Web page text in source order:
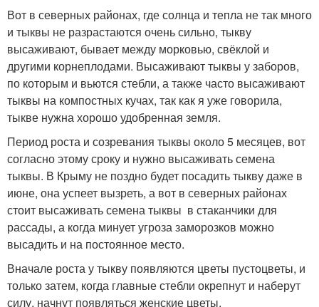
Вот в северных районах, где солнца и тепла не так много
и тыквы не разрастаются очень сильно, тыкву
высаживают, бывает между морковью, свёклой и
другими корнеплодами. Высаживают тыквы у заборов,
по которым и вьются стебли, а также часто высаживают
тыквы на компостных кучах, так как я уже говорила,
тыкве нужна хорошо удобренная земля.
Период роста и созревания тыквы около 5 месяцев, вот
согласно этому сроку и нужно высаживать семена
тыквы. В Крыму не поздно будет посадить тыкву даже в
июне, она успеет вызреть, а вот в северных районах
стоит высаживать семена тыквы в стаканчики для
рассады, а когда минует угроза заморозков можно
высадить и на постоянное место.
Вначале роста у тыкву появляются цветы пустоцветы, и
только затем, когда главные стебли окрепнут и наберут
силу, начнут появляться женские цветы.